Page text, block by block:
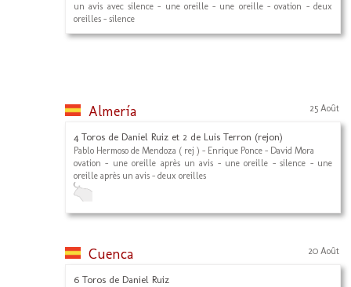
un avis avec silence - une oreille - une oreille - ovation - deux
oreilles - silence
Almería 25 Août
4 Toros de Daniel Ruiz et 2 de Luis Terron (rejon)
Pablo Hermoso de Mendoza ( rej ) - Enrique Ponce - David Mora
ovation - une oreille après un avis - une oreille - silence - une
oreille après un avis - deux oreilles
Cuenca 20 Août
6 Toros de Daniel Ruiz